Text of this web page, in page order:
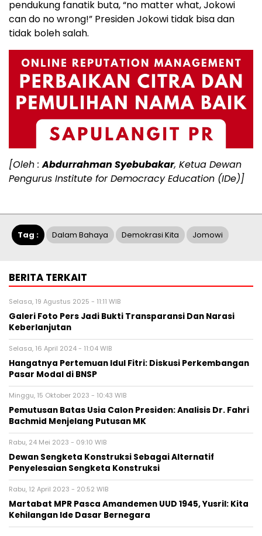
pendukung fanatik buta, “no matter what, Jokowi
can do no wrong!” Presiden Jokowi tidak bisa dan
tidak boleh salah.
[Oleh :Abdurrahman Syebubakar, Ketua Dewan
Pengurus Institute for Democracy Education (IDe)]
Tag : Dalam Bahaya Demokrasi Kita Jomowi
BERITA TERKAIT
Selasa, 19 Agustus 2025 - 11:11 WIB
Galeri Foto Pers Jadi Bukti Transparansi Dan Narasi
Keberlanjutan
Selasa, 16 April 2024 - 11:04 WIB
Hangatnya Pertemuan Idul Fitri: Diskusi Perkembangan
Pasar Modal di BNSP
Minggu, 15 Oktober 2023 - 10:43 WIB
Pemutusan Batas Usia Calon Presiden: Analisis Dr. Fahri
Bachmid Menjelang Putusan MK
Rabu, 24 Mei 2023 - 09:10 WIB
Dewan Sengketa Konstruksi Sebagai Alternatif
Penyelesaian Sengketa Konstruksi
Rabu, 12 April 2023 - 20:52 WIB
Martabat MPR Pasca Amandemen UUD 1945, Yusril: Kita
Kehilangan Ide Dasar Bernegara